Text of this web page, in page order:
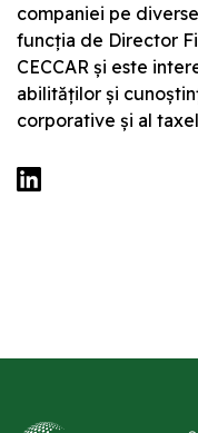
companiei pe
funcția de Director
CECCAR și este
abilităților și
corporative și al